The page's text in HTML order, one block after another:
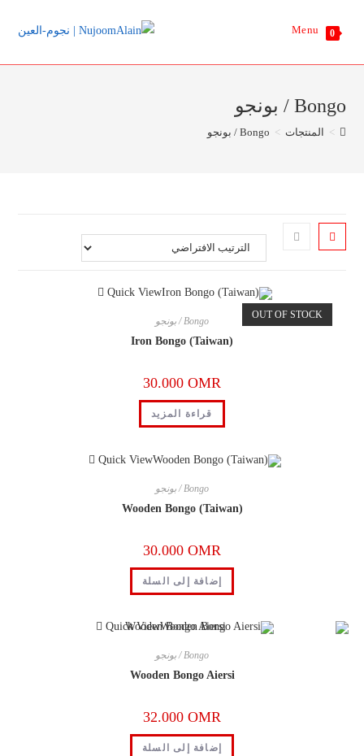
0
Menu
Bongo / بونجو
> المنتجات > Bongo / بونجو
OUT OF STOCK
Quick View
Bongo / بونجو
Iron Bongo (Taiwan)
30.000 OMR
قراءة المزيد
Quick View
Bongo / بونجو
Wooden Bongo (Taiwan)
30.000 OMR
إضافة إلى السلة
Quick View
Bongo / بونجو
Wooden Bongo Aiersi
32.000 OMR
إضافة إلى السلة